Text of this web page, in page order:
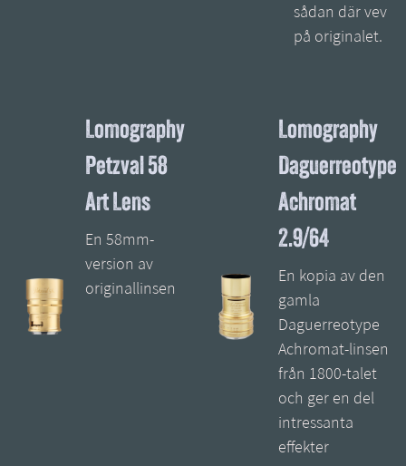
sådan där vev
på originalet.
Lomography
Petzval 58
Art Lens
En 58mm-
version av
originallinsen
Lomography
Daguerreotype
Achromat
2.9/64
En kopia av den
gamla
Daguerreotype
Achromat-linsen
från 1800-talet
och ger en del
intressanta
effekter